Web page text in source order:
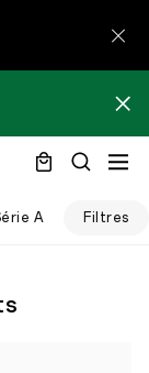
A Filtres